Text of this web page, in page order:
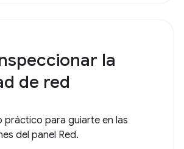
la
de red
práctico para guiarte en las
del panel Red.